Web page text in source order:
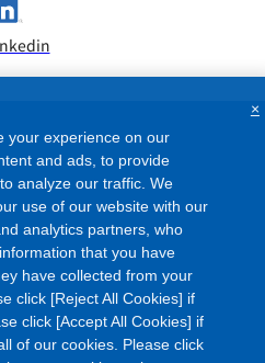
your experience on our
and ads, to provide
analyze our traffic. We
use of our website with our
analytics partners, who
that you have
have collected from your
click [Reject All Cookies] if
click [Accept All Cookies] if
of our cookies. Please click
×